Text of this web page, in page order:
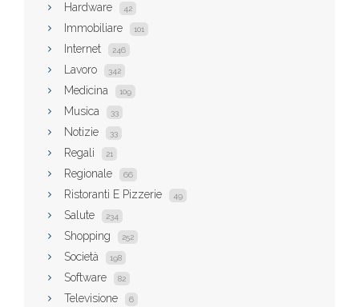
Hardware 42
Immobiliare 101
Internet 246
Lavoro 342
Medicina 109
Musica 33
Notizie 33
Regali 21
Regionale 66
Ristoranti E Pizzerie 49
Salute 234
Shopping 252
Società 198
Software 82
Televisione 6